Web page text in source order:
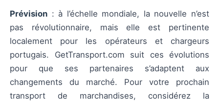
Prévision : à l’échelle mondiale, la nouvelle n’est
pas révolutionnaire, mais elle est pertinente
localement pour les opérateurs et chargeurs
portugais. GetTransport.com suit ces évolutions
pour que ses partenaires s’adaptent aux
changements du marché. Pour votre prochain
transport de marchandises, considérez la